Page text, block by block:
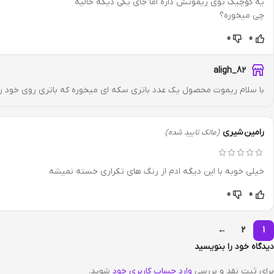
چی میخوره؟
0
0
با سلام ریموت محصول یک عدد باتری سکه ای میخوره که باتری روی
رامین شیری (مالک تایید شده)
خیلی خوبه با این دیگه ادم از رنگ های تکراری خسته نمیشه
0
0
1
2
←
دیدگاه خود را بنویسید
برای ثبت نقد و بررسی وارد حساب کاربری خود شوید.